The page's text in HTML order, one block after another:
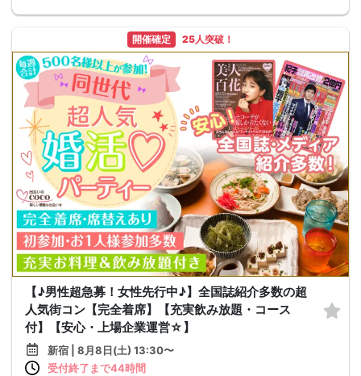
開催確定 25人突破！
【♪男性超急募！女性先行中♪】全国誌紹介多数の超
人気街コン【完全着席】【充実飲み放題・コース
付】【安心・上場企業運営☆】
新宿 | 8月8日(土) 13:30〜
受付終了まで44時間